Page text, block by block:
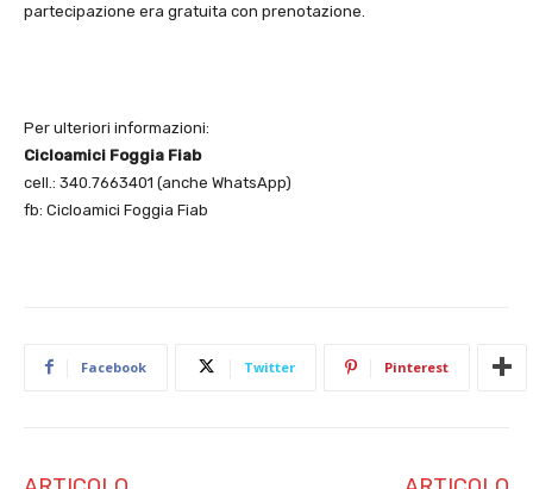
partecipazione era gratuita con prenotazione.
Per ulteriori informazioni:
Cicloamici Foggia Fiab
cell.: 340.7663401 (anche WhatsApp)
fb: Cicloamici Foggia Fiab
Facebook Twitter Pinterest